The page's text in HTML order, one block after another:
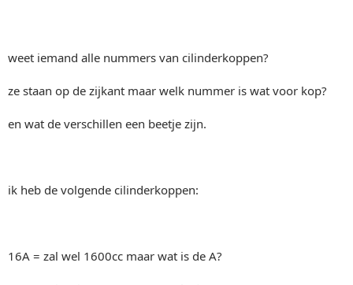
weet iemand alle nummers van cilinderkoppen?
ze staan op de zijkant maar welk nummer is wat voor kop?
en wat de verschillen een beetje zijn.
ik heb de volgende cilinderkoppen:
16A = zal wel 1600cc maar wat is de A?